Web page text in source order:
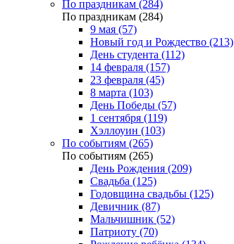
По праздникам (284)
По праздникам (284)
9 мая (57)
Новый год и Рождество (213)
День студента (112)
14 февраля (157)
23 февраля (45)
8 марта (103)
День Победы (57)
1 сентября (119)
Хэллоуин (103)
По событиям (265)
По событиям (265)
День Рождения (209)
Свадьба (125)
Годовщина свадьбы (125)
Девичник (87)
Мальчишник (52)
Патриоту (70)